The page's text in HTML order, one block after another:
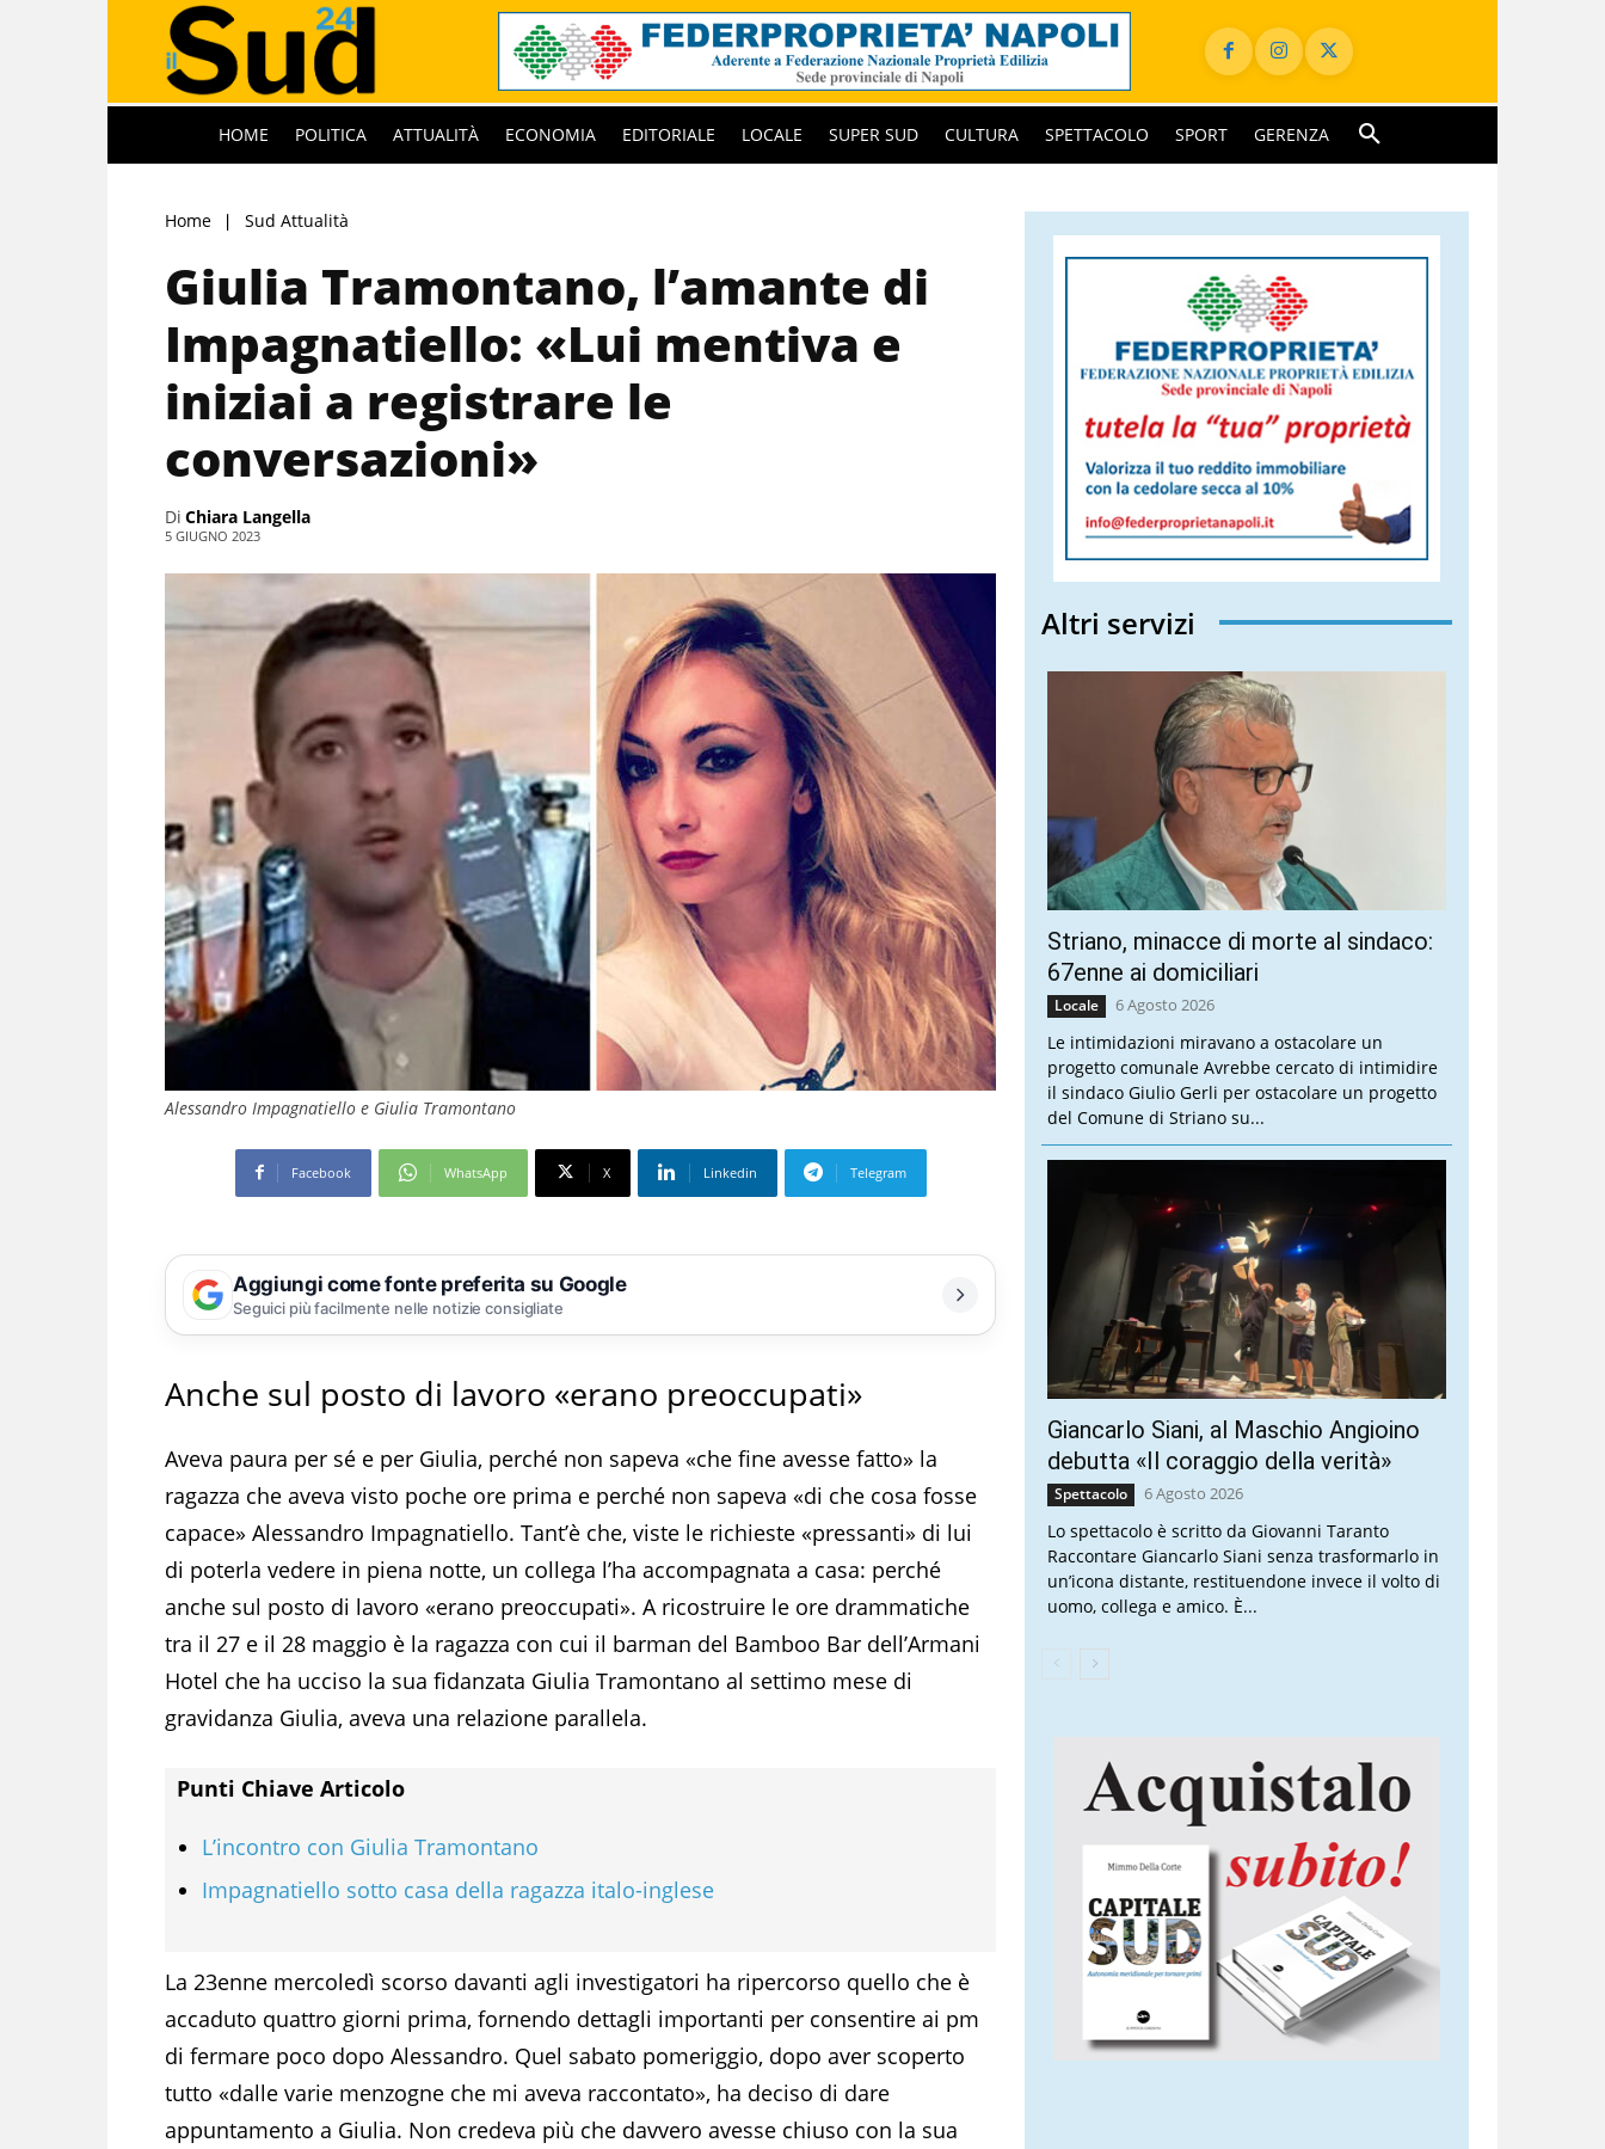
HOME POLITICA ATTUALITÀ ECONOMIA EDITORIALE LOCALE SUPER SUD CULTURA SPETTACOLO SPORT GERENZA
Home Sud Attualità
Giulia Tramontano, l’amante di
Impagnatiello: «Lui mentiva e
iniziai a registrare le
conversazioni»
Di Chiara Langella
5 GIUGNO 2023
Alessandro Impagnatiello e Giulia Tramontano
Facebook WhatsApp X Linkedin Telegram
Aggiungi come fonte preferita su Google
Seguici più facilmente nelle notizie consigliate
Anche sul posto di lavoro «erano preoccupati»
Aveva paura per sé e per Giulia, perché non sapeva «che fine avesse fatto» la
ragazza che aveva visto poche ore prima e perché non sapeva «di che cosa fosse
capace» Alessandro Impagnatiello. Tant’è che, viste le richieste «pressanti» di lui
di poterla vedere in piena notte, un collega l’ha accompagnata a casa: perché
anche sul posto di lavoro «erano preoccupati». A ricostruire le ore drammatiche
tra il 27 e il 28 maggio è la ragazza con cui il barman del Bamboo Bar dell’Armani
Hotel che ha ucciso la sua fidanzata Giulia Tramontano al settimo mese di
gravidanza Giulia, aveva una relazione parallela.
Punti Chiave Articolo
L’incontro con Giulia Tramontano
Impagnatiello sotto casa della ragazza italo-inglese
La 23enne mercoledì scorso davanti agli investigatori ha ripercorso quello che è
accaduto quattro giorni prima, fornendo dettagli importanti per consentire ai pm
di fermare poco dopo Alessandro. Quel sabato pomeriggio, dopo aver scoperto
tutto «dalle varie menzogne che mi aveva raccontato», ha deciso di dare
appuntamento a Giulia. Non credeva più che davvero avesse chiuso con la sua
Altri servizi
Striano, minacce di morte al sindaco:
67enne ai domiciliari
Locale 6 Agosto 2026
Le intimidazioni miravano a ostacolare un
progetto comunale Avrebbe cercato di intimidire
il sindaco Giulio Gerli per ostacolare un progetto
del Comune di Striano su...
Giancarlo Siani, al Maschio Angioino
debutta «Il coraggio della verità»
Spettacolo 6 Agosto 2026
Lo spettacolo è scritto da Giovanni Taranto
Raccontare Giancarlo Siani senza trasformarlo in
un’icona distante, restituendone invece il volto di
uomo, collega e amico. È...